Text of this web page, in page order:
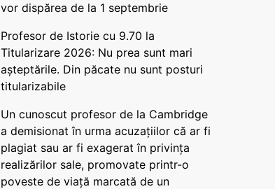
vor dispărea de la 1 septembrie
Profesor de Istorie cu 9.70 la
Titularizare 2026: Nu prea sunt mari
așteptările. Din păcate nu sunt posturi
titularizabile
Un cunoscut profesor de la Cambridge
a demisionat în urma acuzațiilor că ar fi
plagiat sau ar fi exagerat în privința
realizărilor sale, promovate printr-o
poveste de viață marcată de un